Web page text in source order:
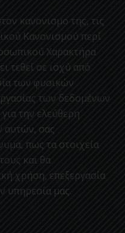
κανονισμο της, τις
Κανονισμού περί
Χαρακτήρα
τεθεί σε ισχύ από
των φυσικών
των δεδομένων
την ελεύθερη
αυτών, σας
πως τα στοιχεία
και θα
χρήση, επεξεργασία
υπηρεσία μας.